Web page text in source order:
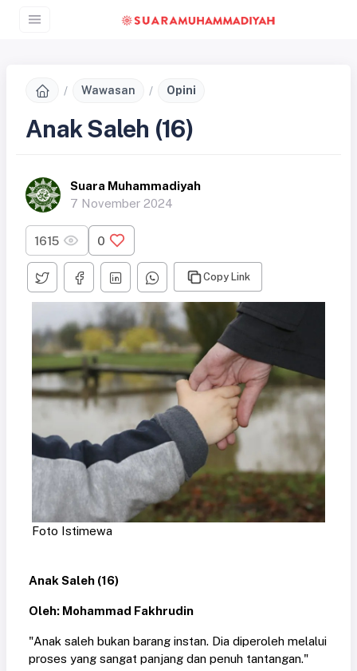
Wawasan Opini
Anak Saleh (16)
Suara Muhammadiyah
7 November 2024
1615 0
Copy Link
Foto Istimewa
Anak Saleh (16)
Oleh: Mohammad Fakhrudin
"Anak saleh bukan barang instan. Dia diperoleh melalui
proses yang sangat panjang dan penuh tantangan."